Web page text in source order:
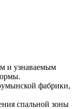
и узнаваемым
фабрики,
спальной зоны